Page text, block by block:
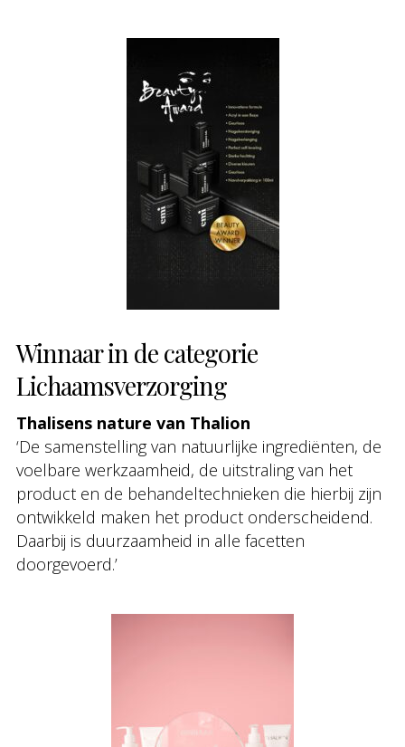
Winnaar in de categorie
Lichaamsverzorging
Thalisens nature van Thalion
‘De samenstelling van natuurlijke ingrediënten, de
voelbare werkzaamheid, de uitstraling van het
product en de behandeltechnieken die hierbij zijn
ontwikkeld maken het product onderscheidend.
Daarbij is duurzaamheid in alle facetten
doorgevoerd.’